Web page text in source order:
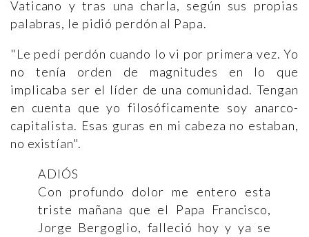
Vaticano y tras una charla, según sus propias
palabras, le pidió perdón al Papa.
"Le pedí perdón cuando lo vi por primera vez. Yo
no tenía orden de magnitudes en lo que
implicaba ser el líder de una comunidad. Tengan
en cuenta que yo filosóficamente soy anarco-
capitalista. Esas guras en mi cabeza no estaban,
no existían".
ADIÓS
Con profundo dolor me entero esta
triste mañana que el Papa Francisco,
Jorge Bergoglio, falleció hoy y ya se